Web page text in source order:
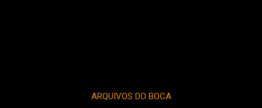
ARQUIVOS DO BOCA